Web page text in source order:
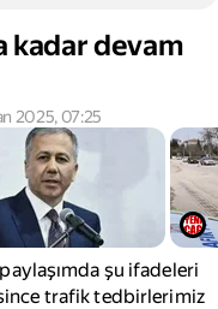
kadar devam
2025, 07:25
şu ifadeleri
trafik tedbirlerimiz